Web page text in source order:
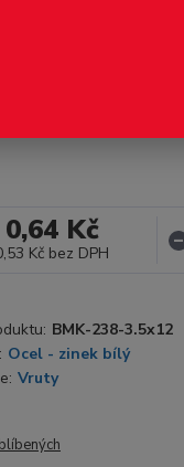
0,64 Kč
Kč bez DPH
BMK-238-3.5x12
Ocel - zinek bílý
Vruty